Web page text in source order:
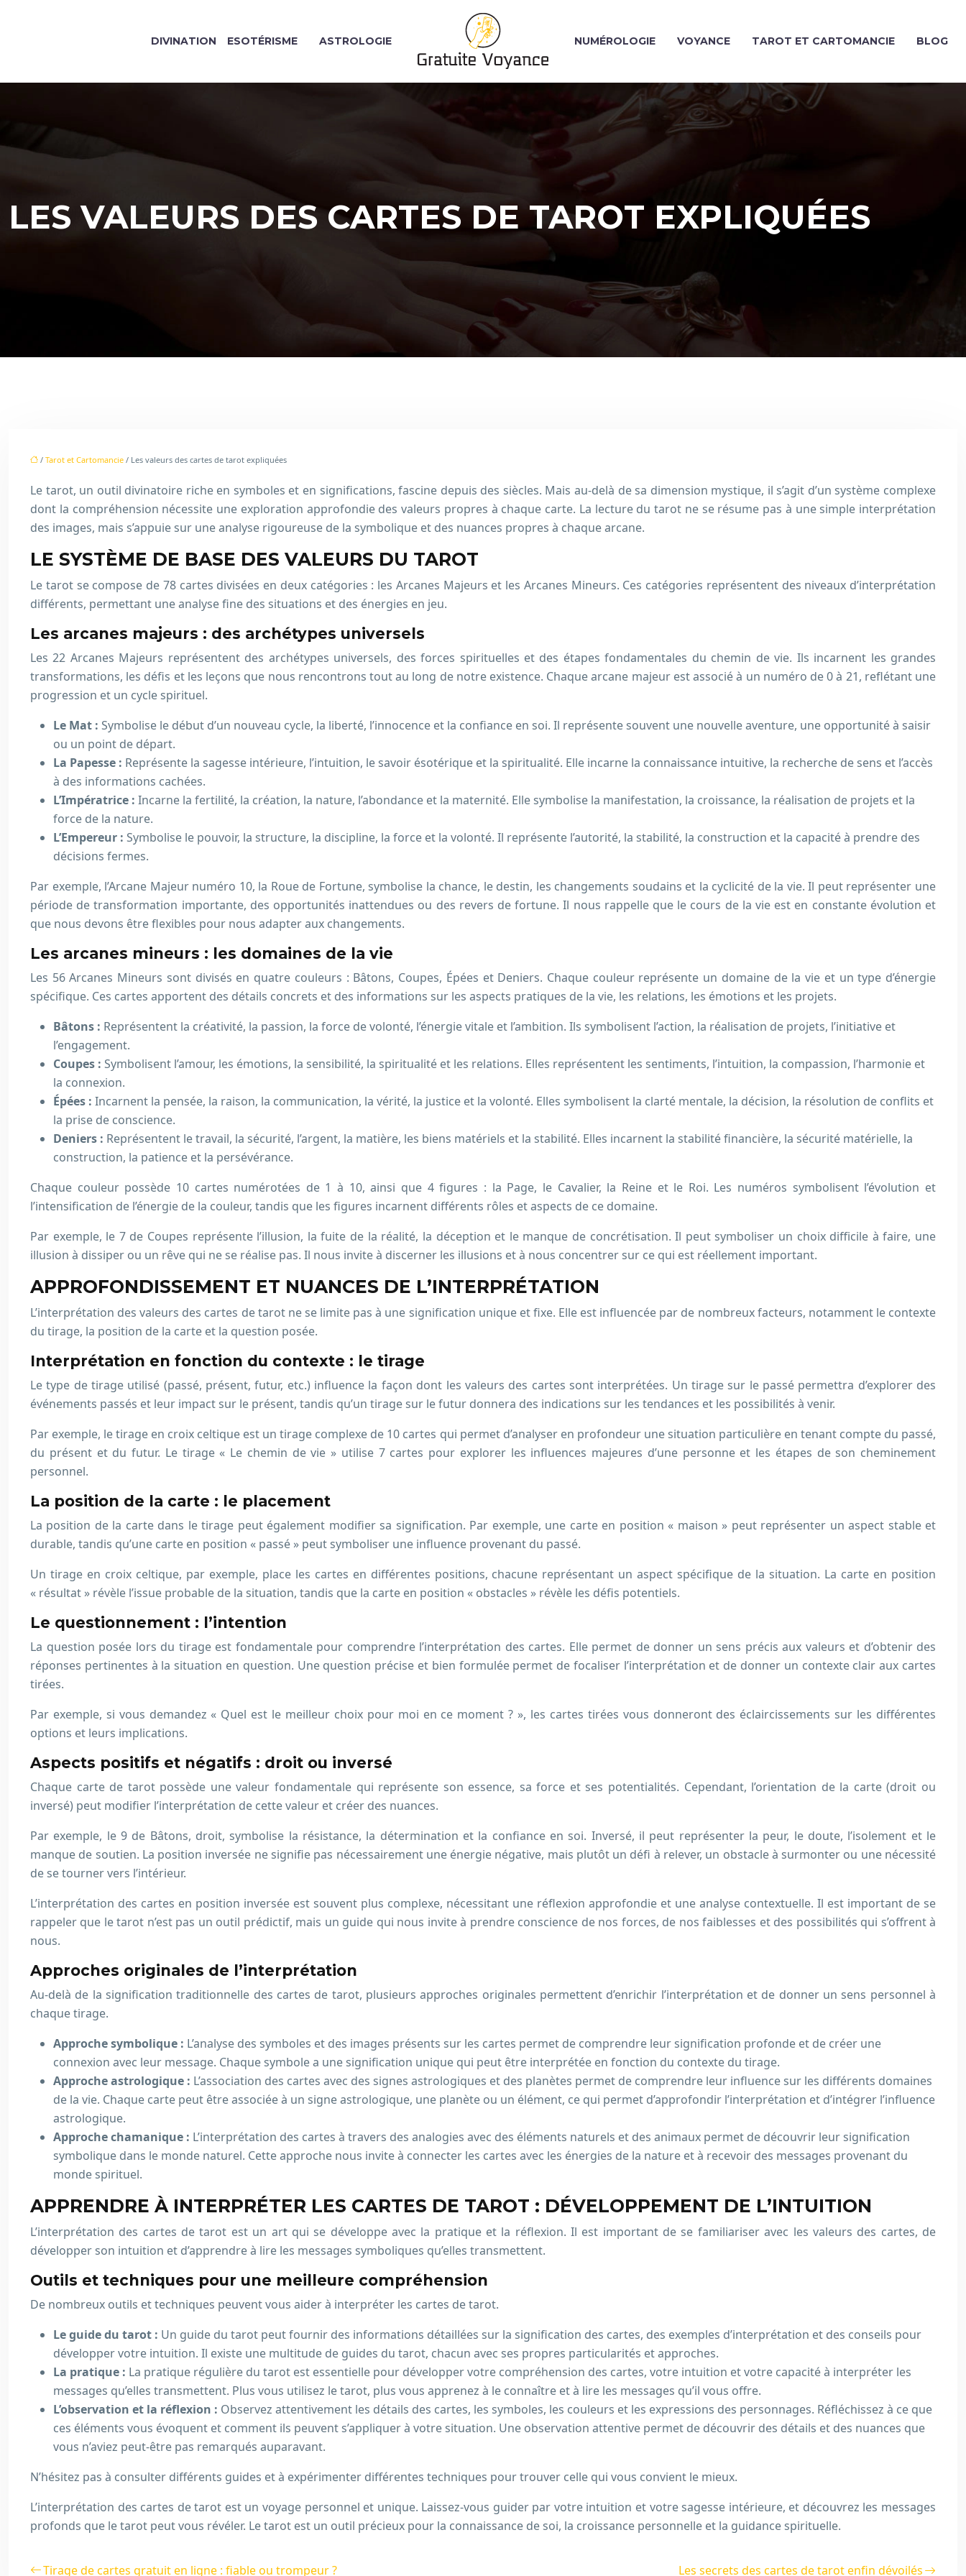
ASTROLOGIE
ESOTÉRISME
DIVINATION NUMÉROLOGIE VOYANCE TAROT ET CARTOMANCIE BLOG
LES VALEURS DES CARTES DE TAROT EXPLIQUÉES
/ Tarot et Cartomancie / Les valeurs des cartes de tarot expliquées
Le tarot, un outil divinatoire riche en symboles et en significations, fascine depuis des siècles. Mais au-delà de sa dimension mystique, il s’agit d’un système complexe
dont la compréhension nécessite une exploration approfondie des valeurs propres à chaque carte. La lecture du tarot ne se résume pas à une simple interprétation
des images, mais s’appuie sur une analyse rigoureuse de la symbolique et des nuances propres à chaque arcane.
LE SYSTÈME DE BASE DES VALEURS DU TAROT
Le tarot se compose de 78 cartes divisées en deux catégories : les Arcanes Majeurs et les Arcanes Mineurs. Ces catégories représentent des niveaux d’interprétation
différents, permettant une analyse fine des situations et des énergies en jeu.
Les arcanes majeurs : des archétypes universels
Les 22 Arcanes Majeurs représentent des archétypes universels, des forces spirituelles et des étapes fondamentales du chemin de vie. Ils incarnent les grandes
transformations, les défis et les leçons que nous rencontrons tout au long de notre existence. Chaque arcane majeur est associé à un numéro de 0 à 21, reflétant une
progression et un cycle spirituel.
Le Mat : Symbolise le début d’un nouveau cycle, la liberté, l’innocence et la confiance en soi. Il représente souvent une nouvelle aventure, une opportunité à saisir
ou un point de départ.
La Papesse : Représente la sagesse intérieure, l’intuition, le savoir ésotérique et la spiritualité. Elle incarne la connaissance intuitive, la recherche de sens et l’accès
à des informations cachées.
L’Impératrice : Incarne la fertilité, la création, la nature, l’abondance et la maternité. Elle symbolise la manifestation, la croissance, la réalisation de projets et la
force de la nature.
L’Empereur : Symbolise le pouvoir, la structure, la discipline, la force et la volonté. Il représente l’autorité, la stabilité, la construction et la capacité à prendre des
décisions fermes.
Par exemple, l’Arcane Majeur numéro 10, la Roue de Fortune, symbolise la chance, le destin, les changements soudains et la cyclicité de la vie. Il peut représenter une
période de transformation importante, des opportunités inattendues ou des revers de fortune. Il nous rappelle que le cours de la vie est en constante évolution et
que nous devons être flexibles pour nous adapter aux changements.
Les arcanes mineurs : les domaines de la vie
Les 56 Arcanes Mineurs sont divisés en quatre couleurs : Bâtons, Coupes, Épées et Deniers. Chaque couleur représente un domaine de la vie et un type d’énergie
spécifique. Ces cartes apportent des détails concrets et des informations sur les aspects pratiques de la vie, les relations, les émotions et les projets.
Bâtons : Représentent la créativité, la passion, la force de volonté, l’énergie vitale et l’ambition. Ils symbolisent l’action, la réalisation de projets, l’initiative et
l’engagement.
Coupes : Symbolisent l’amour, les émotions, la sensibilité, la spiritualité et les relations. Elles représentent les sentiments, l’intuition, la compassion, l’harmonie et
la connexion.
Épées : Incarnent la pensée, la raison, la communication, la vérité, la justice et la volonté. Elles symbolisent la clarté mentale, la décision, la résolution de conflits et
la prise de conscience.
Deniers : Représentent le travail, la sécurité, l’argent, la matière, les biens matériels et la stabilité. Elles incarnent la stabilité financière, la sécurité matérielle, la
construction, la patience et la persévérance.
Chaque couleur possède 10 cartes numérotées de 1 à 10, ainsi que 4 figures : la Page, le Cavalier, la Reine et le Roi. Les numéros symbolisent l’évolution et
l’intensification de l’énergie de la couleur, tandis que les figures incarnent différents rôles et aspects de ce domaine.
Par exemple, le 7 de Coupes représente l’illusion, la fuite de la réalité, la déception et le manque de concrétisation. Il peut symboliser un choix difficile à faire, une
illusion à dissiper ou un rêve qui ne se réalise pas. Il nous invite à discerner les illusions et à nous concentrer sur ce qui est réellement important.
APPROFONDISSEMENT ET NUANCES DE L’INTERPRÉTATION
L’interprétation des valeurs des cartes de tarot ne se limite pas à une signification unique et fixe. Elle est influencée par de nombreux facteurs, notamment le contexte
du tirage, la position de la carte et la question posée.
Interprétation en fonction du contexte : le tirage
Le type de tirage utilisé (passé, présent, futur, etc.) influence la façon dont les valeurs des cartes sont interprétées. Un tirage sur le passé permettra d’explorer des
événements passés et leur impact sur le présent, tandis qu’un tirage sur le futur donnera des indications sur les tendances et les possibilités à venir.
Par exemple, le tirage en croix celtique est un tirage complexe de 10 cartes qui permet d’analyser en profondeur une situation particulière en tenant compte du passé,
du présent et du futur. Le tirage « Le chemin de vie » utilise 7 cartes pour explorer les influences majeures d’une personne et les étapes de son cheminement
personnel.
La position de la carte : le placement
La position de la carte dans le tirage peut également modifier sa signification. Par exemple, une carte en position « maison » peut représenter un aspect stable et
durable, tandis qu’une carte en position « passé » peut symboliser une influence provenant du passé.
Un tirage en croix celtique, par exemple, place les cartes en différentes positions, chacune représentant un aspect spécifique de la situation. La carte en position
« résultat » révèle l’issue probable de la situation, tandis que la carte en position « obstacles » révèle les défis potentiels.
Le questionnement : l’intention
La question posée lors du tirage est fondamentale pour comprendre l’interprétation des cartes. Elle permet de donner un sens précis aux valeurs et d’obtenir des
réponses pertinentes à la situation en question. Une question précise et bien formulée permet de focaliser l’interprétation et de donner un contexte clair aux cartes
tirées.
Par exemple, si vous demandez « Quel est le meilleur choix pour moi en ce moment ? », les cartes tirées vous donneront des éclaircissements sur les différentes
options et leurs implications.
Aspects positifs et négatifs : droit ou inversé
Chaque carte de tarot possède une valeur fondamentale qui représente son essence, sa force et ses potentialités. Cependant, l’orientation de la carte (droit ou
inversé) peut modifier l’interprétation de cette valeur et créer des nuances.
Par exemple, le 9 de Bâtons, droit, symbolise la résistance, la détermination et la confiance en soi. Inversé, il peut représenter la peur, le doute, l’isolement et le
manque de soutien. La position inversée ne signifie pas nécessairement une énergie négative, mais plutôt un défi à relever, un obstacle à surmonter ou une nécessité
de se tourner vers l’intérieur.
L’interprétation des cartes en position inversée est souvent plus complexe, nécessitant une réflexion approfondie et une analyse contextuelle. Il est important de se
rappeler que le tarot n’est pas un outil prédictif, mais un guide qui nous invite à prendre conscience de nos forces, de nos faiblesses et des possibilités qui s’offrent à
nous.
Approches originales de l’interprétation
Au-delà de la signification traditionnelle des cartes de tarot, plusieurs approches originales permettent d’enrichir l’interprétation et de donner un sens personnel à
chaque tirage.
Approche symbolique : L’analyse des symboles et des images présents sur les cartes permet de comprendre leur signification profonde et de créer une
connexion avec leur message. Chaque symbole a une signification unique qui peut être interprétée en fonction du contexte du tirage.
Approche astrologique : L’association des cartes avec des signes astrologiques et des planètes permet de comprendre leur influence sur les différents domaines
de la vie. Chaque carte peut être associée à un signe astrologique, une planète ou un élément, ce qui permet d’approfondir l’interprétation et d’intégrer l’influence
astrologique.
Approche chamanique : L’interprétation des cartes à travers des analogies avec des éléments naturels et des animaux permet de découvrir leur signification
symbolique dans le monde naturel. Cette approche nous invite à connecter les cartes avec les énergies de la nature et à recevoir des messages provenant du
monde spirituel.
APPRENDRE À INTERPRÉTER LES CARTES DE TAROT : DÉVELOPPEMENT DE L’INTUITION
L’interprétation des cartes de tarot est un art qui se développe avec la pratique et la réflexion. Il est important de se familiariser avec les valeurs des cartes, de
développer son intuition et d’apprendre à lire les messages symboliques qu’elles transmettent.
Outils et techniques pour une meilleure compréhension
De nombreux outils et techniques peuvent vous aider à interpréter les cartes de tarot.
Le guide du tarot : Un guide du tarot peut fournir des informations détaillées sur la signification des cartes, des exemples d’interprétation et des conseils pour
développer votre intuition. Il existe une multitude de guides du tarot, chacun avec ses propres particularités et approches.
La pratique : La pratique régulière du tarot est essentielle pour développer votre compréhension des cartes, votre intuition et votre capacité à interpréter les
messages qu’elles transmettent. Plus vous utilisez le tarot, plus vous apprenez à le connaître et à lire les messages qu’il vous offre.
L’observation et la réflexion : Observez attentivement les détails des cartes, les symboles, les couleurs et les expressions des personnages. Réfléchissez à ce que
ces éléments vous évoquent et comment ils peuvent s’appliquer à votre situation. Une observation attentive permet de découvrir des détails et des nuances que
vous n’aviez peut-être pas remarqués auparavant.
N’hésitez pas à consulter différents guides et à expérimenter différentes techniques pour trouver celle qui vous convient le mieux.
L’interprétation des cartes de tarot est un voyage personnel et unique. Laissez-vous guider par votre intuition et votre sagesse intérieure, et découvrez les messages
profonds que le tarot peut vous révéler. Le tarot est un outil précieux pour la connaissance de soi, la croissance personnelle et la guidance spirituelle.
Tirage de cartes gratuit en ligne : fiable ou trompeur ? Les secrets des cartes de tarot enfin dévoilés